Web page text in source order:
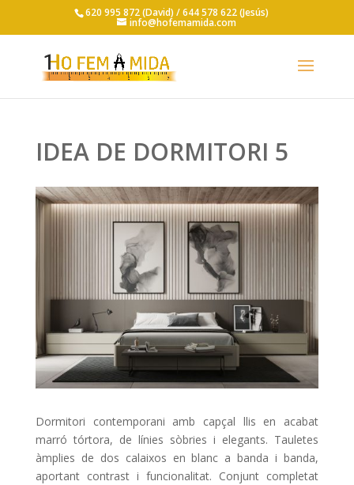
620 995 872 (David) /644 578 622 (Jesús)
info@hofemamida.com
IDEA DE DORMITORI 5
Dormitori contemporani amb capçal llis en acabat
marró tórtora, de línies sòbries i elegants. Tauletes
àmplies de dos calaixos en blanc a banda i banda,
aportant contrast i funcionalitat. Conjunt completat